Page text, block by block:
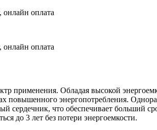
онлайн оплата
онлайн оплата
применения. Обладая высокой
повышенного энергопотребления.
сердечник, что обеспечивает
до 3 лет без потери энергоемкости.